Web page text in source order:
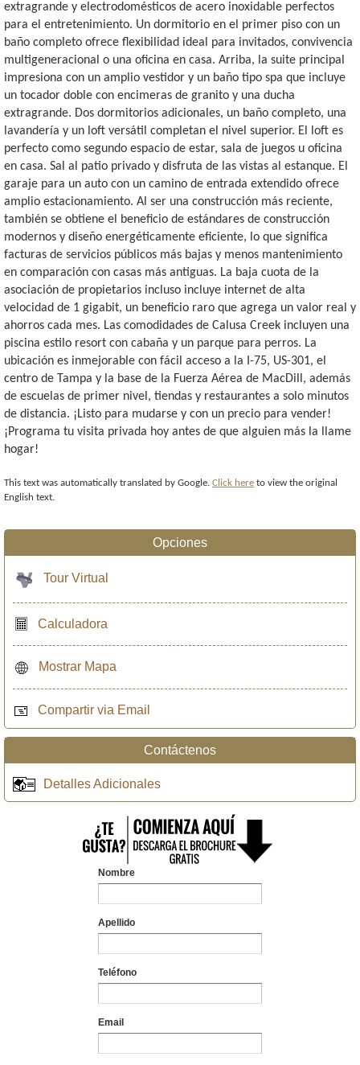
extragrande y electrodomésticos de acero inoxidable perfectos
para el entretenimiento. Un dormitorio en el primer piso con un
baño completo ofrece flexibilidad ideal para invitados, convivencia
multigeneracional o una oficina en casa. Arriba, la suite principal
impresiona con un amplio vestidor y un baño tipo spa que incluye
un tocador doble con encimeras de granito y una ducha
extragrande. Dos dormitorios adicionales, un baño completo, una
lavandería y un loft versátil completan el nivel superior. El loft es
perfecto como segundo espacio de estar, sala de juegos u oficina
en casa. Sal al patio privado y disfruta de las vistas al estanque. El
garaje para un auto con un camino de entrada extendido ofrece
amplio estacionamiento. Al ser una construcción más reciente,
también se obtiene el beneficio de estándares de construcción
modernos y diseño energéticamente eficiente, lo que significa
facturas de servicios públicos más bajas y menos mantenimiento
en comparación con casas más antiguas. La baja cuota de la
asociación de propietarios incluso incluye internet de alta
velocidad de 1 gigabit, un beneficio raro que agrega un valor real y
ahorros cada mes. Las comodidades de Calusa Creek incluyen una
piscina estilo resort con cabaña y un parque para perros. La
ubicación es inmejorable con fácil acceso a la I-75, US-301, el
centro de Tampa y la base de la Fuerza Aérea de MacDill, además
de escuelas de primer nivel, tiendas y restaurantes a solo minutos
de distancia. ¡Listo para mudarse y con un precio para vender!
¡Programa tu visita privada hoy antes de que alguien más la llame
hogar!
This text was automatically translated by Google. Click here to view the original
English text.
Opciones
Tour Virtual
Calculadora
Mostrar Mapa
Compartir via Email
Contáctenos
Detalles Adicionales
Nombre
Apellido
Teléfono
Email